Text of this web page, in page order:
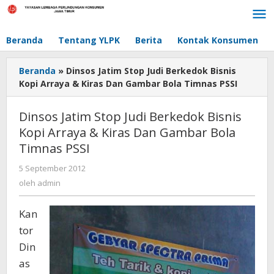
Lewati
Beranda Tentang YLPK Berita Kontak Konsumen
Beranda » Dinsos Jatim Stop Judi Berkedok Bisnis
Kopi Arraya & Kiras Dan Gambar Bola Timnas PSSI
Dinsos Jatim Stop Judi Berkedok Bisnis
Kopi Arraya & Kiras Dan Gambar Bola
Timnas PSSI
5 September 2012
oleh admin
Kan
tor
Din
as